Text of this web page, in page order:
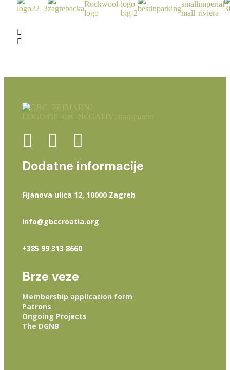
Dodatne informacije
Fijanova ulica 12, 10000 Zagreb
info@gbccroatia.org
+385 99 313 8660
Brze veze
Membership application form
Patrons
Ongoing Projects
The DGNB